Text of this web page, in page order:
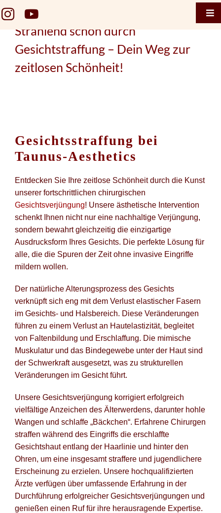
Zum
Inhalt
springen
Falten
Po
Suche
Strahlend schön durch
Gesichtstraffung – Dein Weg zur
zeitlosen Schönheit!
Gesichtsstraffung bei
Taunus-Aesthetics
Entdecken Sie Ihre zeitlose Schönheit durch die Kunst
unserer fortschrittlichen chirurgischen
Gesichtsverjüngung! Unsere ästhetische Intervention
schenkt Ihnen nicht nur eine nachhaltige Verjüngung,
sondern bewahrt gleichzeitig die einzigartige
Ausdrucksform Ihres Gesichts. Die perfekte Lösung für
alle, die die Spuren der Zeit ohne invasive Eingriffe
mildern wollen.
Der natürliche Alterungsprozess des Gesichts
verknüpft sich eng mit dem Verlust elastischer Fasern
im Gesichts- und Halsbereich. Diese Veränderungen
führen zu einem Verlust an Hautelastizität, begleitet
von Faltenbildung und Erschlaffung. Die mimische
Muskulatur und das Bindegewebe unter der Haut sind
der Schwerkraft ausgesetzt, was zu strukturellen
Veränderungen im Gesicht führt.
Unsere Gesichtsverjüngung korrigiert erfolgreich
vielfältige Anzeichen des Älterwerdens, darunter hohle
Wangen und schlaffe „Bäckchen“. Erfahrene Chirurgen
straffen während des Eingriffs die erschlaffte
Gesichtshaut entlang der Haarlinie und hinter den
Ohren, um eine insgesamt straffere und jugendlichere
Erscheinung zu erzielen. Unsere hochqualifizierten
Ärzte verfügen über umfassende Erfahrung in der
Durchführung erfolgreicher Gesichtsverjüngungen und
genießen einen Ruf für ihre herausragende Expertise.